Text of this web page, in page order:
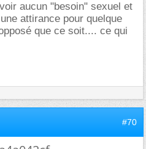
aucun "besoin" sexuel et
attirance pour quelque
que ce soit.... ce qui
#70